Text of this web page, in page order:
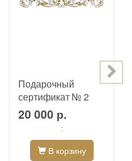
Подарочный
сертификат № 2
20 000 р.
:
В корзину